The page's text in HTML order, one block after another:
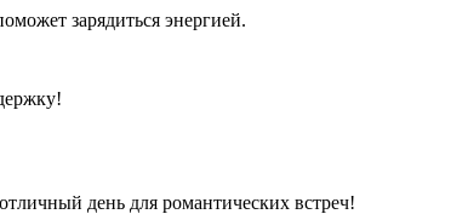
зарядиться энергией.
день для романтических встреч!